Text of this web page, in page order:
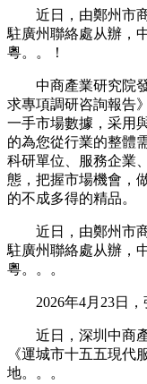
近日，由鄭州市商
駐廣州聯絡處从辦，
粵。。！
中商產業研究院發
求專項調研咨詢報告
一手市場數據，采用
的為您從行業的整體
科研單位、服務企業
態，把握市場機會，
的不成多得的精品。
近日，由鄭州市商
駐廣州聯絡處从辦，
粵。。。
2026年4月23日，
近日，深圳中商產
《運城市十五五現代
地。。。